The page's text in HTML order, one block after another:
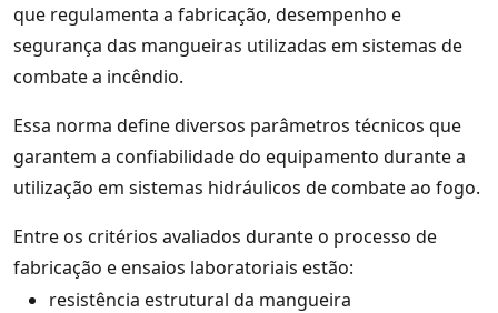
que regulamenta a fabricação, desempenho e
segurança das mangueiras utilizadas em sistemas de
combate a incêndio.
Essa norma define diversos parâmetros técnicos que
garantem a confiabilidade do equipamento durante a
utilização em sistemas hidráulicos de combate ao fogo.
Entre os critérios avaliados durante o processo de
fabricação e ensaios laboratoriais estão:
resistência estrutural da mangueira